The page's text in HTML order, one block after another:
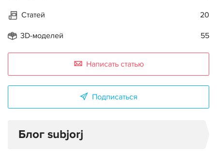
Статей 20
3D-моделей 55
Написать статью
Подписаться
Блог subjorj